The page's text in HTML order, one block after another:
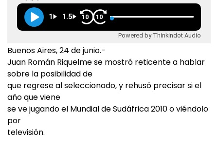
1 1.5 10 10
Powered by Thinkindot Audio
Buenos Aires, 24 de junio.-
Juan Román Riquelme se mostró reticente a hablar
sobre la posibilidad de
que regrese al seleccionado, y rehusó precisar si el
año que viene
se ve jugando el Mundial de Sudáfrica 2010 o viéndolo
por
televisión.